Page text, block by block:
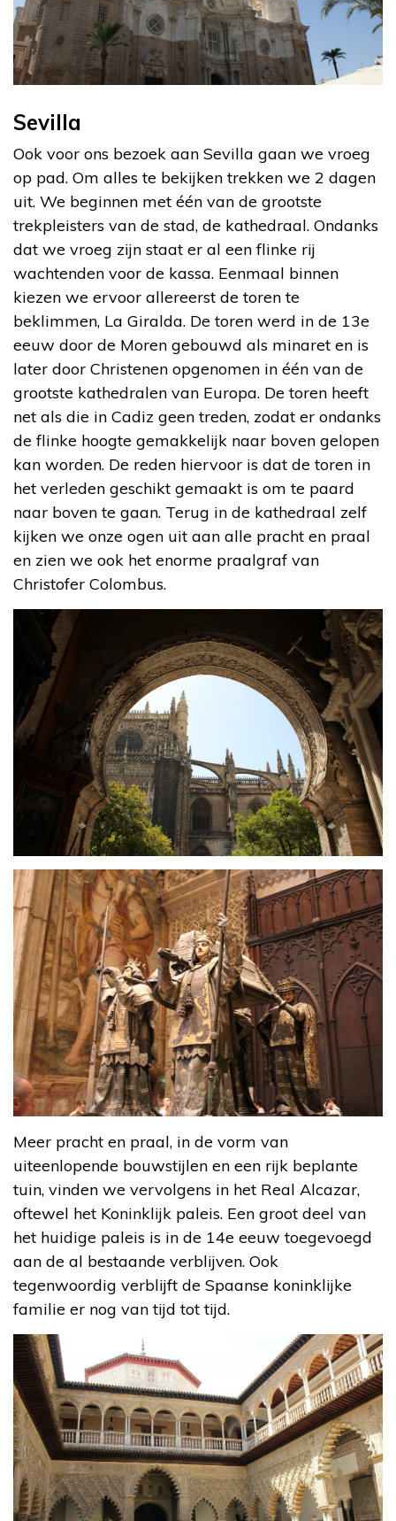
Sevilla
Ook voor ons bezoek aan Sevilla gaan we vroeg
op pad. Om alles te bekijken trekken we 2 dagen
uit. We beginnen met één van de grootste
trekpleisters van de stad, de kathedraal. Ondanks
dat we vroeg zijn staat er al een flinke rij
wachtenden voor de kassa. Eenmaal binnen
kiezen we ervoor allereerst de toren te
beklimmen, La Giralda. De toren werd in de 13e
eeuw door de Moren gebouwd als minaret en is
later door Christenen opgenomen in één van de
grootste kathedralen van Europa. De toren heeft
net als die in Cadiz geen treden, zodat er ondanks
de flinke hoogte gemakkelijk naar boven gelopen
kan worden. De reden hiervoor is dat de toren in
het verleden geschikt gemaakt is om te paard
naar boven te gaan. Terug in de kathedraal zelf
kijken we onze ogen uit aan alle pracht en praal
en zien we ook het enorme praalgraf van
Christofer Colombus.
Meer pracht en praal, in de vorm van
uiteenlopende bouwstijlen en een rijk beplante
tuin, vinden we vervolgens in het Real Alcazar,
oftewel het Koninklijk paleis. Een groot deel van
het huidige paleis is in de 14e eeuw toegevoegd
aan de al bestaande verblijven. Ook
tegenwoordig verblijft de Spaanse koninklijke
familie er nog van tijd tot tijd.